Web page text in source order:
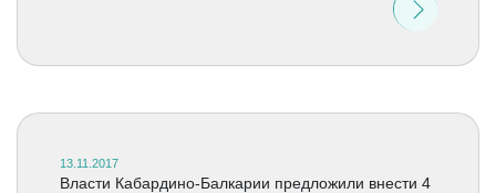
13.11.2017
Власти Кабардино-Балкарии предложили внести 4